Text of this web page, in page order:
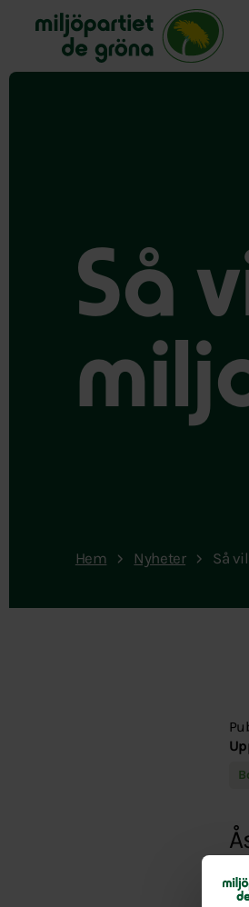
Miljöpartiet de gröna, startsida
Så
Hem Nyheter Så